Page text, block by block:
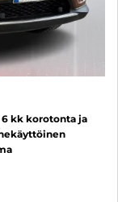
6 kk korotonta ja